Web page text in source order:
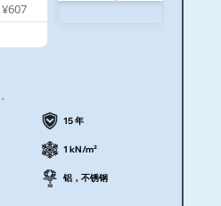
¥607
。
15 年
1 kN/m²
铝，不锈钢